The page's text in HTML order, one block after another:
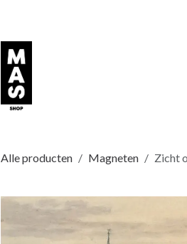
Alle producten Magneten Zicht